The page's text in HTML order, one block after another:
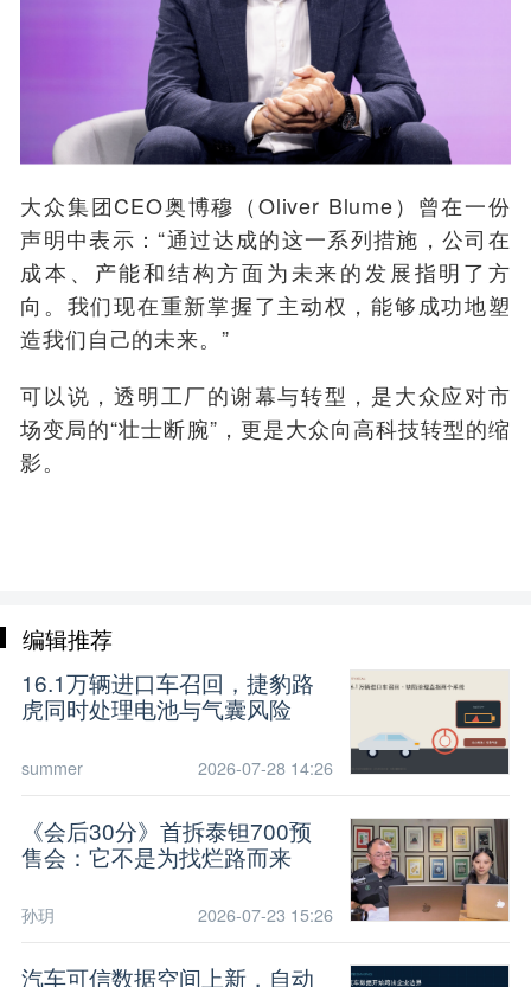
大众集团CEO奥博穆（Oliver Blume）曾在一份
声明中表示：“通过达成的这一系列措施，公司在
成本、产能和结构方面为未来的发展指明了方
向。我们现在重新掌握了主动权，能够成功地塑
造我们自己的未来。”
可以说，透明工厂的谢幕与转型，是大众应对市
场变局的“壮士断腕”，更是大众向高科技转型的缩
影。
编辑推荐
16.1万辆进口车召回，捷豹路
虎同时处理电池与气囊风险
summer 2026-07-28 14:26
《会后30分》首拆泰钽700预
售会：它不是为找烂路而来
孙玥 2026-07-23 15:26
汽车可信数据空间上新，自动